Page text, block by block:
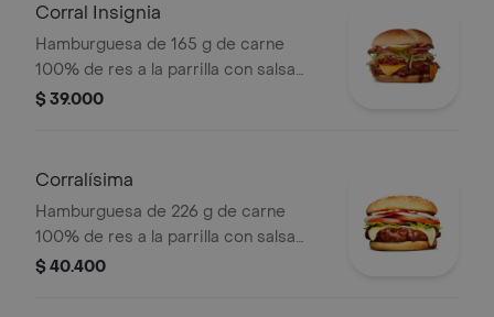
Corral Insignia
Hamburguesa de 165 g de carne
100% de res a la parrilla con salsa
BBQ, tocineta, queso americano,
mostaza en pan papa
$ 39.000
Corralísima
Hamburguesa de 226 g de carne
100% de res a la parrilla con salsa
bbq, queso mozzarella, tomate en
$ 40.400